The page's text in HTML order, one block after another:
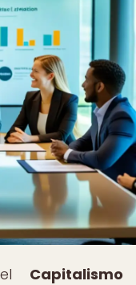
Capitalismo